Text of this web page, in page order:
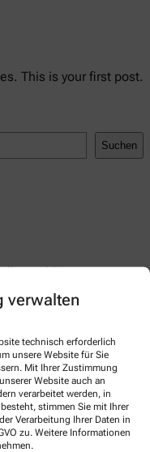
verwalten
technisch erforderlich
unsere Website für Sie
Mit Ihrer Zustimmung
Website auch an
verarbeitet werden, in
stimmen Sie mit Ihrer
Verarbeitung Ihrer Daten in
zu. Weitere Informationen
This is your first post.
Suchen
world!